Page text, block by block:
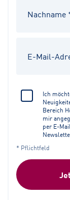
Ich
Bereich
mir
per E-
* Pflichtfeld